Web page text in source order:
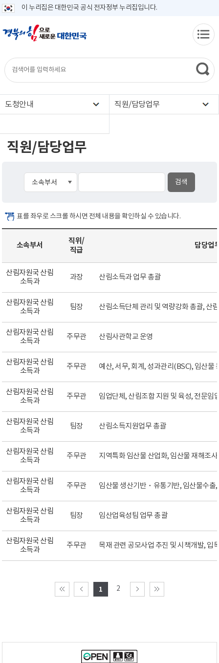
이 누리집은 대한민국 공식 전자정부 누리집입니다.
도청안내 직원/담당업무
직원/담당업무
표를 좌우로 스크롤 하시면 전체 내용을 확인하실 수 있습니다.
소속부서
직위/
직급
담당업
산림자원국 산림
소득과
과장 산림소득과 업무 총괄
산림자원국 산림
소득과
팀장 산림소득단체 관리 및 역량강화 총괄, 산
산림자원국 산림
소득과
주무관 산림사관학교 운영
산림자원국 산림
소득과
주무관 예산, 서무, 회계, 성과관리(BSC), 임산물
산림자원국 산림
소득과
주무관 임업단체, 산림조합 지원 및 육성, 전문임
산림자원국 산림
소득과
팀장 산림소득지원업무 총괄
산림자원국 산림
소득과
주무관 지역특화 임산물 산업화, 임산물 재해조
산림자원국 산림
소득과
주무관 임산물 생산기반・유통기반, 임산물수출
산림자원국 산림
소득과
팀장 임산업육성팀 업무 총괄
산림자원국 산림
소득과
주무관 목재 관련 공모사업 추진 및 시책개발, 입
1 2